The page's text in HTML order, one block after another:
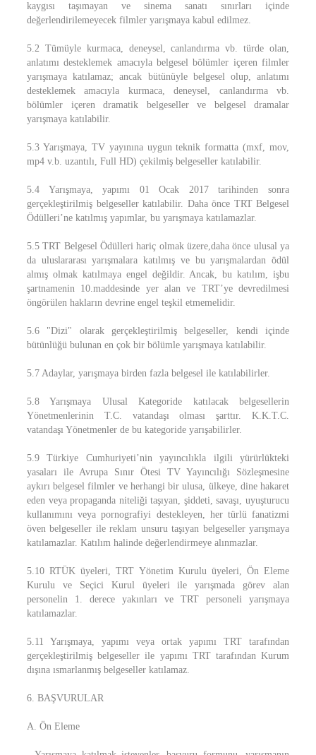
kaygısı taşımayan ve sinema sanatı sınırları içinde
değerlendirilemeyecek filmler yarışmaya kabul edilmez.
5.2 Tümüyle kurmaca, deneysel, canlandırma vb. türde olan,
anlatımı desteklemek amacıyla belgesel bölümler içeren filmler
yarışmaya katılamaz; ancak bütünüyle belgesel olup, anlatımı
desteklemek amacıyla kurmaca, deneysel, canlandırma vb.
bölümler içeren dramatik belgeseller ve belgesel dramalar
yarışmaya katılabilir.
5.3 Yarışmaya, TV yayınına uygun teknik formatta (mxf, mov,
mp4 v.b. uzantılı, Full HD) çekilmiş belgeseller katılabilir.
5.4 Yarışmaya, yapımı 01 Ocak 2017 tarihinden sonra
gerçekleştirilmiş belgeseller katılabilir. Daha önce TRT Belgesel
Ödülleri’ne katılmış yapımlar, bu yarışmaya katılamazlar.
5.5 TRT Belgesel Ödülleri hariç olmak üzere,daha önce ulusal ya
da uluslararası yarışmalara katılmış ve bu yarışmalardan ödül
almış olmak katılmaya engel değildir. Ancak, bu katılım, işbu
şartnamenin 10.maddesinde yer alan ve TRT’ye devredilmesi
öngörülen hakların devrine engel teşkil etmemelidir.
5.6 "Dizi" olarak gerçekleştirilmiş belgeseller, kendi içinde
bütünlüğü bulunan en çok bir bölümle yarışmaya katılabilir.
5.7 Adaylar, yarışmaya birden fazla belgesel ile katılabilirler.
5.8 Yarışmaya Ulusal Kategoride katılacak belgesellerin
Yönetmenlerinin T.C. vatandaşı olması şarttır. K.K.T.C.
vatandaşı Yönetmenler de bu kategoride yarışabilirler.
5.9 Türkiye Cumhuriyeti’nin yayıncılıkla ilgili yürürlükteki
yasaları ile Avrupa Sınır Ötesi TV Yayıncılığı Sözleşmesine
aykırı belgesel filmler ve herhangi bir ulusa, ülkeye, dine hakaret
eden veya propaganda niteliği taşıyan, şiddeti, savaşı, uyuşturucu
kullanımını veya pornografiyi destekleyen, her türlü fanatizmi
öven belgeseller ile reklam unsuru taşıyan belgeseller yarışmaya
katılamazlar. Katılım halinde değerlendirmeye alınmazlar.
5.10 RTÜK üyeleri, TRT Yönetim Kurulu üyeleri, Ön Eleme
Kurulu ve Seçici Kurul üyeleri ile yarışmada görev alan
personelin 1. derece yakınları ve TRT personeli yarışmaya
katılamazlar.
5.11 Yarışmaya, yapımı veya ortak yapımı TRT tarafından
gerçekleştirilmiş belgeseller ile yapımı TRT tarafından Kurum
dışına ısmarlanmış belgeseller katılamaz.
6. BAŞVURULAR
A. Ön Eleme